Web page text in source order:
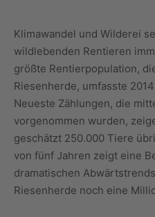
Klimawandel und Wilderei
wildlebenden Rentieren
größte Rentierpopulation,
Riesenherde, umfasste
Neueste Zählungen, die
vorgenommen wurden,
geschätzt 250.000 Tiere
von fünf Jahren zeigt eine
dramatischen
Riesenherde noch eine